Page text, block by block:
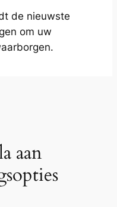
de nieuwste
om uw
aan